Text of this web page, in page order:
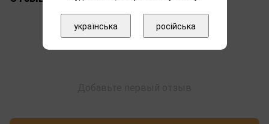
українська російська